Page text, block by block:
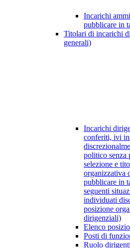
Incarichi
pubblicare in
Titolari di incarichi
generali)
Incarichi
conferiti, ivi
politico senza
selezione e
organizzativa
pubblicare in
seguenti
individuati
posizione
dirigenziali)
Elenco
Posti di
Ruolo dirigenti